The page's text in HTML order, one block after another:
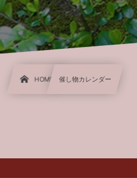
HOME 催し物カレンダー